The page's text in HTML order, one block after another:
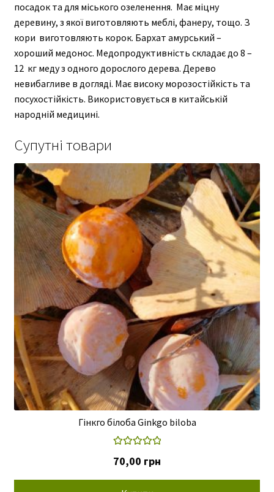
посадок та для міського озеленення. Має міцну
деревину, з якої виготовляють меблі, фанеру, тощо. З
кори виготовляють корок. Бархат амурський –
хороший медонос. Медопродуктивність складає до 8 –
12 кг меду з одного дорослого дерева. Дерево
невибагливе в догляді. Має високу морозостійкість та
посухостійкість. Використовується в китайській
народній медицині.
Супутні товари
Гінкго білоба Ginkgo biloba
5.00з 5
70,00 грн